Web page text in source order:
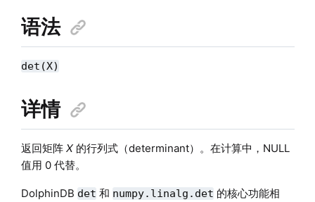
语法
det(X)
详情
返回矩阵 X的行列式（determinant）。在计算中，NULL
值用 0 代替。
DolphinDB det 和 numpy.linalg.det 的核心功能相